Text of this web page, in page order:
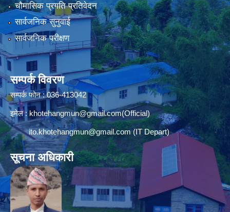
चौमासिक प्रगति प्रतिवेदन
सार्वजनिक सुनुवाई
सार्वजनिक परीक्षण
सम्पर्क विवरण
सम्पर्क फोन : 036-413042
इमेल :khotehangmun@gmail.com(Official)
ito.khotehangmun@gmail.com(IT Depart)
सूचना अधिकारी